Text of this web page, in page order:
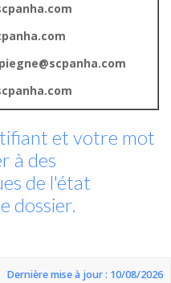
et votre mot
à des
de l'état
dossier.
Dernière mise à jour : 10/08/2026